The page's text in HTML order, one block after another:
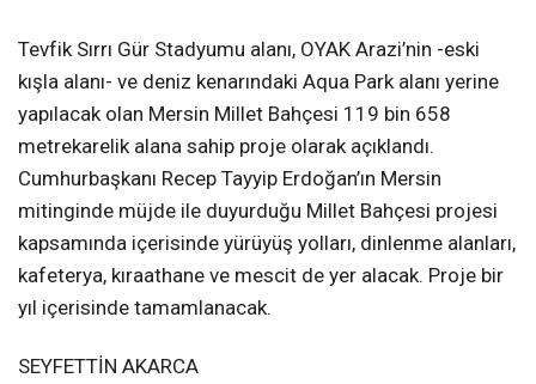
Tevfik Sırrı Gür Stadyumu alanı, OYAK Arazi’nin -eski
kışla alanı- ve deniz kenarındaki Aqua Park alanı yerine
yapılacak olan Mersin Millet Bahçesi 119 bin 658
metrekarelik alana sahip proje olarak açıklandı.
Cumhurbaşkanı Recep Tayyip Erdoğan’ın Mersin
mitinginde müjde ile duyurduğu Millet Bahçesi projesi
kapsamında içerisinde yürüyüş yolları, dinlenme alanları,
kafeterya, kıraathane ve mescit de yer alacak. Proje bir
yıl içerisinde tamamlanacak.
SEYFETTİN AKARCA